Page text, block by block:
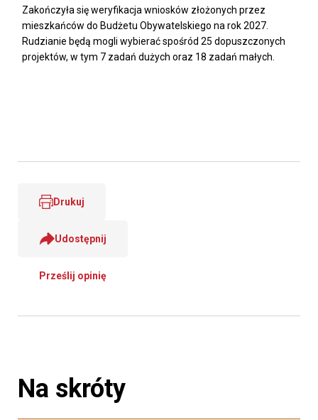
Zakończyła się weryfikacja wniosków złożonych przez
mieszkańców do Budżetu Obywatelskiego na rok 2027.
Rudzianie będą mogli wybierać spośród 25 dopuszczonych
projektów, w tym 7 zadań dużych oraz 18 zadań małych.
Drukuj
Udostępnij
Prześlij opinię
Na skróty